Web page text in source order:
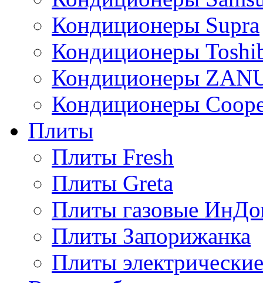
Кондиционеры Supra
Кондиционеры
Кондиционеры
Кондиционеры
Плиты
Плиты Fresh
Плиты Greta
Плиты газовые
Плиты Запорижанка
Плиты